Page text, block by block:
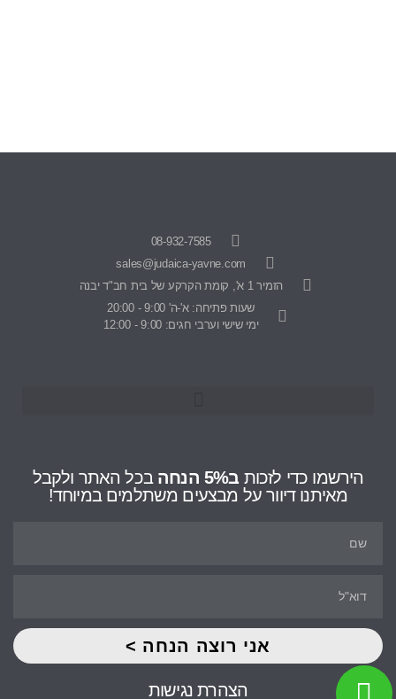
08-932-7585
sales@judaica-yavne.com
הזמיר 1 א', קומת הקרקע של בית חב"ד יבנה
שעות פתיחה: א'-ה' 9:00 - 20:00
ימי שישי וערבי חגים: 9:00 - 12:00
הירשמו כדי לזכות ב5% הנחה
בכל האתר ולקבל
מאיתנו דיוור על מבצעים משתלמים במיוחד!
אני רוצה הנחה >
הצהרת נגישות